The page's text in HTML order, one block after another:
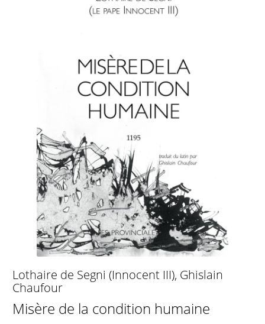
Lothaire de Segni (Innocent III), Ghislain
Chaufour
Misère de la condition humaine